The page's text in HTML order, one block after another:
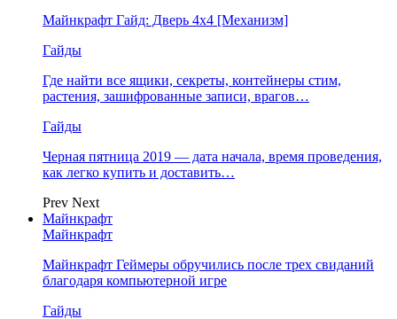
Майнкрафт Гайд: Дверь 4х4 [Механизм]
Гайды
Где найти все ящики, секреты, контейнеры стим,
растения, зашифрованные записи, врагов…
Гайды
Черная пятница 2019 — дата начала, время проведения,
как легко купить и доставить…
Prev Next
Майнкрафт
Майнкрафт
Майнкрафт Геймеры обручились после трех свиданий
благодаря компьютерной игре
Гайды